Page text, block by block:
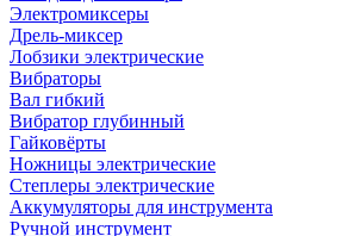
Электромиксеры
Дрель-миксер
Лобзики электрические
Вибраторы
Вал гибкий
Вибратор глубинный
Гайковёрты
Ножницы электрические
Степлеры электрические
Аккумуляторы для инструмента
Ручной инструмент